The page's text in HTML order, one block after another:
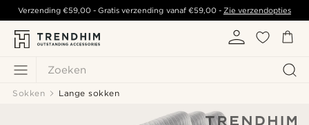
Zoeken
Verzending€59,00 - Gratis verzending vanaf €59,00- Zie verzendopties
Sokken Lange sokken